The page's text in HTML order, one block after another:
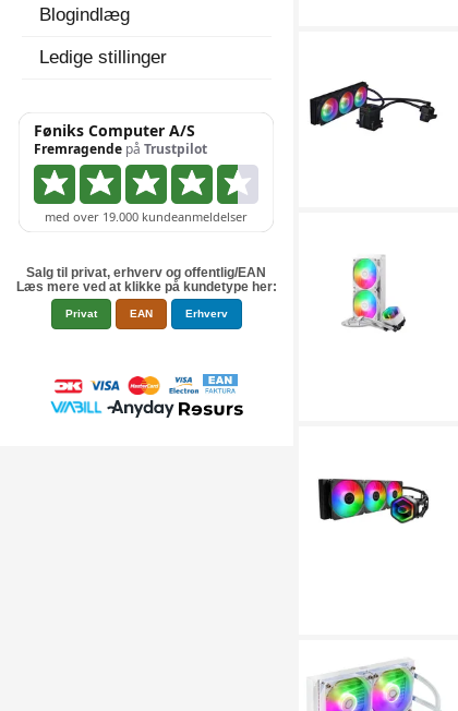
Blogindlæg
Ledige stillinger
Salg til privat, erhverv og offentlig/EAN
Læs mere ved at klikke på kundetype her:
Privat EAN Erhverv